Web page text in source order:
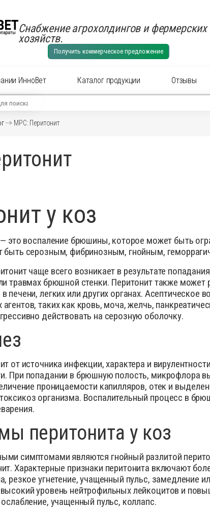
Снабжение агрохолдингов и фермерских
хозяйств.
Получить коммерческое предложение
ИнноВет Каталог продукции Отзывы
КРС
МРС
птиц
Витамины инъекционные для животных
Гормональные
Детоксиканты
Иммуностимуляторы
Кокцидиостатики
Лечебные инъекционные растворы
Препараты для внутриматочного
Противопаразитарные,
Родентициды
Средства для копыт
МРС: Перитонит
у коз
это воспаление брюшины, которое может быть
быть серозным, фибринозным, гнойным,
чаще всего возникает в результате
травмах брюшной стенки. Перитонит также
печени, легких или других органах.
таких как кровь, моча, желчь,
действовать на серозную оболочку.
от источника инфекции, характера и
При попадании в брюшную полость, микрофлора
проницаемости капилляров, отек и
организма. Воспалительный процесс в
перитонита у коз
симптомами являются гнойный разлитой
Характерные признаки перитонита включают
резкое угнетение, учащенный пульс, замедление
уровень нейтрофильных лейкоцитов и
учащенный пульс, коллапс.